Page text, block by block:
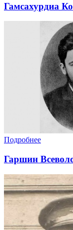
Гамсахурдиа
Подробнее
Гаршин